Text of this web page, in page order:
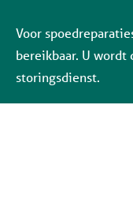
Voor
bereikbaar. U wordt
storingsdienst.